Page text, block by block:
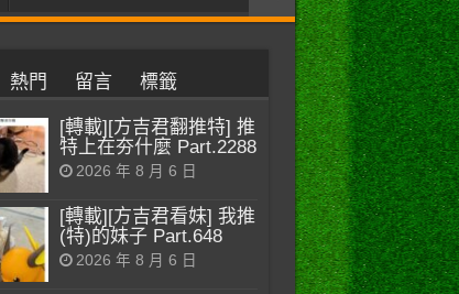
熱門 留言 標籤
[轉載][方吉君翻推特] 推
特上在夯什麼 Part.2288
2026 年 8 月 6 日
[轉載][方吉君看妹] 我推
(特)的妹子 Part.648
2026 年 8 月 6 日